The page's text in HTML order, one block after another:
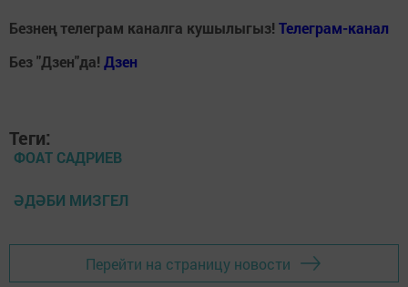
Безнең телеграм каналга кушылыгыз! Телеграм-канал
Без "Дзен"да! Дзен
Теги:
ФОАТ САДРИЕВ
ӘДӘБИ МИЗГЕЛ
Перейти на страницу новости